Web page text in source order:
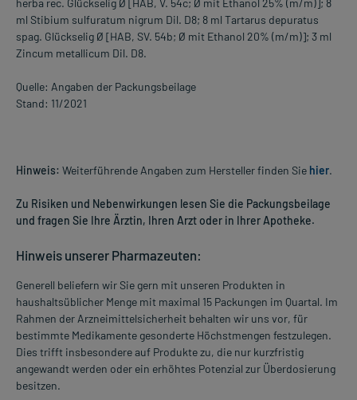
herba rec. Glückselig Ø [HAB, V. 54c; Ø mit Ethanol 25% (m/m)]; 8
ml Stibium sulfuratum nigrum Dil. D8; 8 ml Tartarus depuratus
spag. Glückselig Ø [HAB, SV. 54b; Ø mit Ethanol 20% (m/m)]; 3 ml
Zincum metallicum Dil. D8.
Quelle: Angaben der Packungsbeilage
Stand: 11/2021
Hinweis: Weiterführende Angaben zum Hersteller finden Sie hier.
Zu Risiken und Nebenwirkungen lesen Sie die Packungsbeilage
und fragen Sie Ihre Ärztin, Ihren Arzt oder in Ihrer Apotheke.
Hinweis unserer Pharmazeuten:
Generell beliefern wir Sie gern mit unseren Produkten in
haushaltsüblicher Menge mit maximal 15 Packungen im Quartal. Im
Rahmen der Arzneimittelsicherheit behalten wir uns vor, für
bestimmte Medikamente gesonderte Höchstmengen festzulegen.
Dies trifft insbesondere auf Produkte zu, die nur kurzfristig
angewandt werden oder ein erhöhtes Potenzial zur Überdosierung
besitzen.